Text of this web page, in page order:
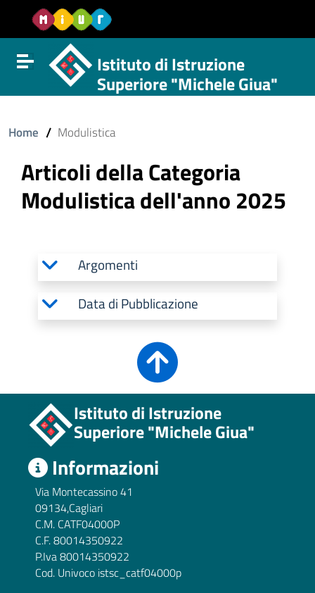
Vai al contenuto
Vail al menu di navigazione
Vai al footer
Attiva disattiva la navigazione
del sito
Istituto di Istruzione
Superiore "Michele Giua"
Home / Modulistica
Articoli della Categoria
Modulistica dell'anno 2025
Argomenti
Data di Pubblicazione
Istituto di Istruzione
Superiore "Michele Giua"
Informazioni
Via Montecassino 41
09134,Cagliari
C.M. CATF04000P
C.F. 80014350922
P.Iva 80014350922
Cod. Univoco istsc_catf04000p